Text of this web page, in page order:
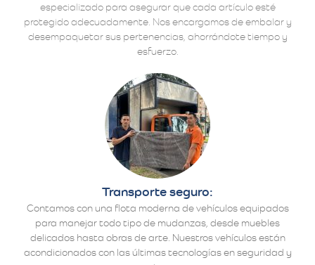
especializado para asegurar que cada artículo esté
protegido adecuadamente. Nos encargamos de embalar y
desempaquetar sus pertenencias, ahorrándote tiempo y
esfuerzo.
Transporte seguro:
Contamos con una flota moderna de vehículos equipados
para manejar todo tipo de mudanzas, desde muebles
delicados hasta obras de arte. Nuestros vehículos están
acondicionados con las últimas tecnologías en seguridad y